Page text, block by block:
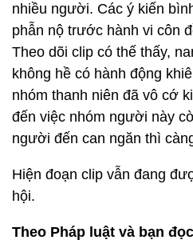
nhiều người. Các ý kiến
phẫn nộ trước hành vi côn
Theo dõi clip có thế thấy,
không hề có hành động
nhóm thanh niên đã vô cớ
đến việc nhóm người này
người đến can ngăn thì
Hiện đoạn clip vẫn đang
hội.
Theo Pháp luật và bạn đọc